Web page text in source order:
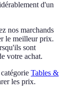
d'un
nos marchands
le meilleur prix.
sont
votre achat.
Tables &
les prix.